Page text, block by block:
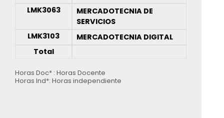
LMK3063
MERCADOTECNIA DE
SERVICIOS
LMK3103
MERCADOTECNIA DIGITAL
Total
Horas Doc* : Horas Docente
Horas Ind*: Horas independiente